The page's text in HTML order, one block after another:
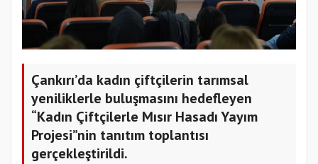
Çankırı’da kadın çiftçilerin tarımsal
yeniliklerle buluşmasını hedefleyen
“Kadın Çiftçilerle Mısır Hasadı Yayım
Projesi”nin tanıtım toplantısı
gerçekleştirildi.